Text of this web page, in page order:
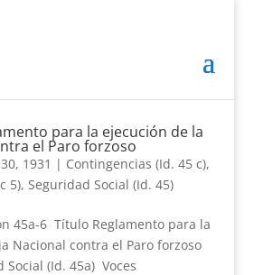
para la ejecución de la
el Paro forzoso
1931 | Contingencias (Id. 45 c),
5), Seguridad Social (Id. 45)
45a-6 Título Reglamento para la
Nacional contra el Paro forzoso
(Id. 45a) Voces